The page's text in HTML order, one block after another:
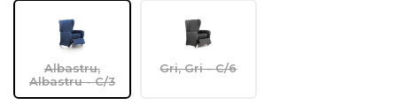
Albastru,
Albastru - C/3
Gri, Gri - C/6